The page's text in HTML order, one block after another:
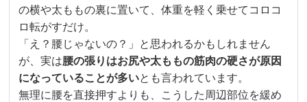
の横や太ももの裏に置いて、体重を軽く乗せてコロコ
ロ転がすだけ。
「え？腰じゃないの？」と思われるかもしれません
が、実は腰の張りはお尻や太ももの筋肉の硬さが原因
になっていることが多いとも言われています。
無理に腰を直接押すよりも、こうした周辺部位を緩め